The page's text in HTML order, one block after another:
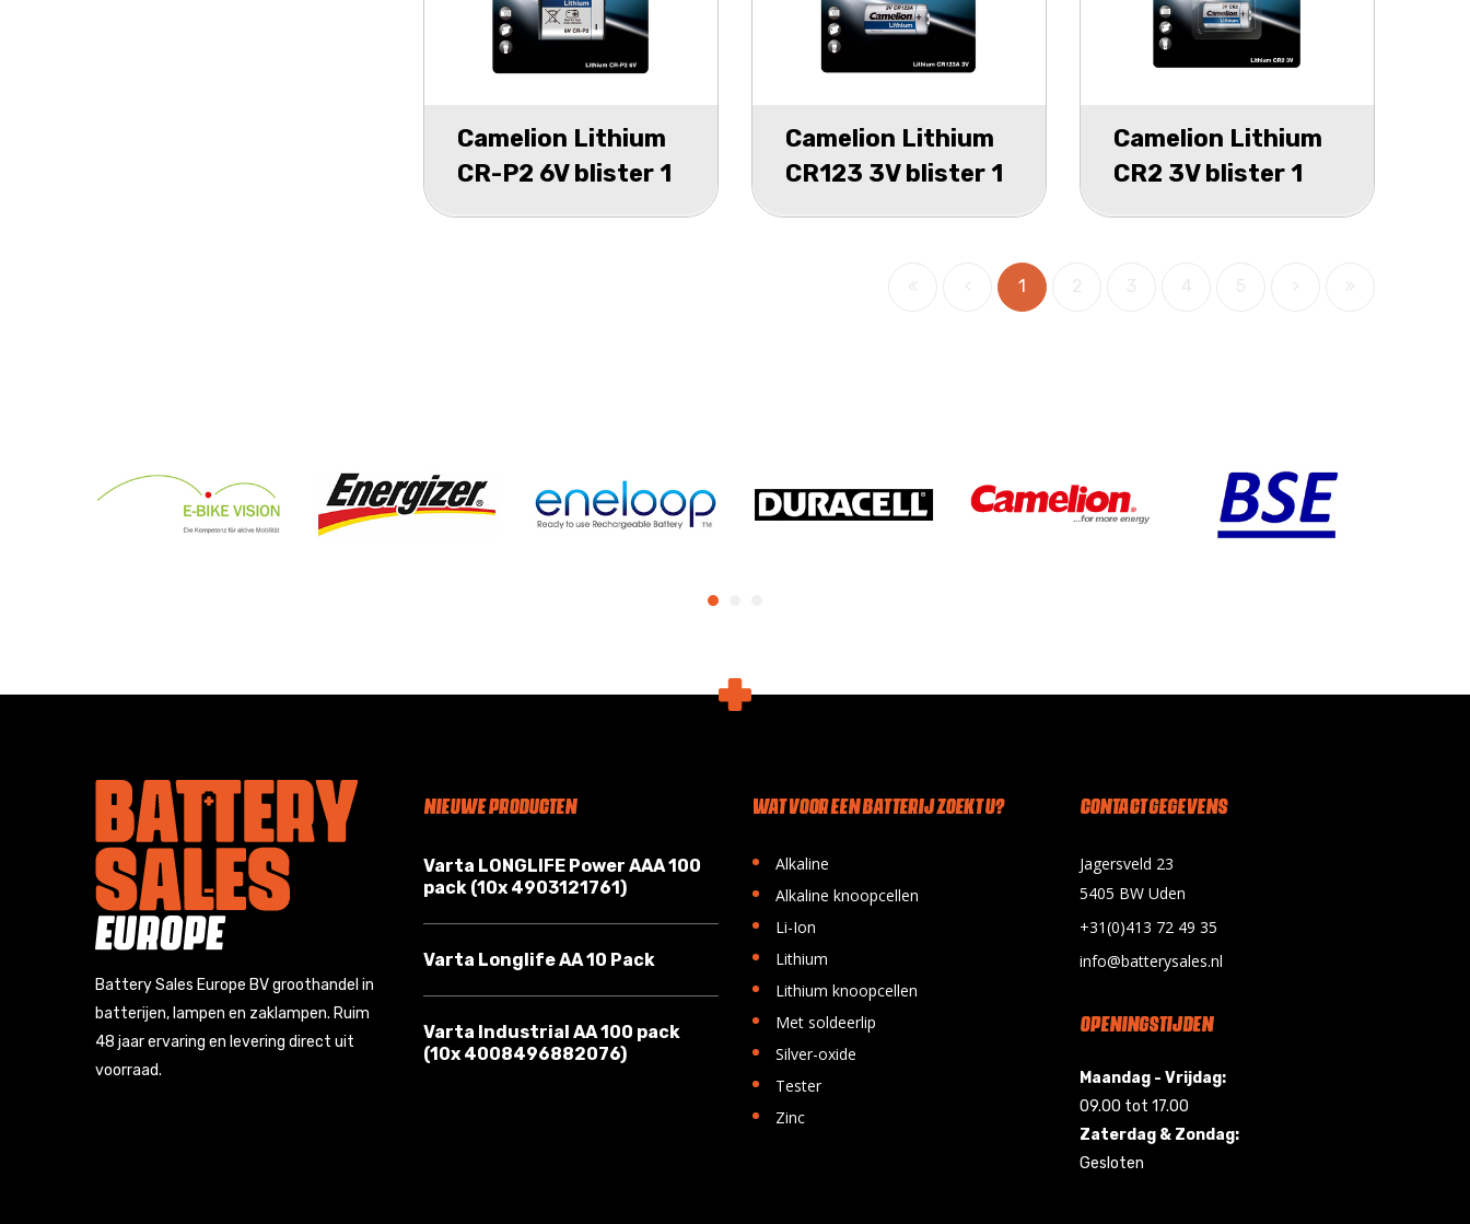
Camelion Lithium
CR-P2 6V blister 1
Camelion Lithium
CR123 3V blister 1
Camelion Lithium
CR2 3V blister 1
1
Battery Sales Europe BV groothandel in
batterijen, lampen en zaklampen. Ruim
48 jaar ervaring en levering direct uit
voorraad.
NIEUWE PRODUCTEN
Varta LONGLIFE Power AAA 100
pack (10x 4903121761)
Varta Longlife AA 10 Pack
Varta Industrial AA 100 pack
(10x 4008496882076)
WAT VOOR EEN BATTERIJ ZOEKT U?
• Alkaline
• Alkaline knoopcellen
• Li-Ion
• Lithium
• Lithium knoopcellen
• Met soldeerlip
• Silver-oxide
• Tester
• Zinc
CONTACT GEGEVENS
Jagersveld 23
5405 BW Uden
+31(0)413 72 49 35
info@batterysales.nl
OPENINGSTIJDEN
Maandag - Vrijdag:
09.00 tot 17.00
Zaterdag & Zondag:
Gesloten